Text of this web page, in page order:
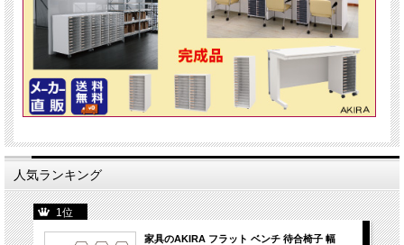
人気ランキング
1位
家具のAKIRA フラット ベンチ 待合椅子 幅